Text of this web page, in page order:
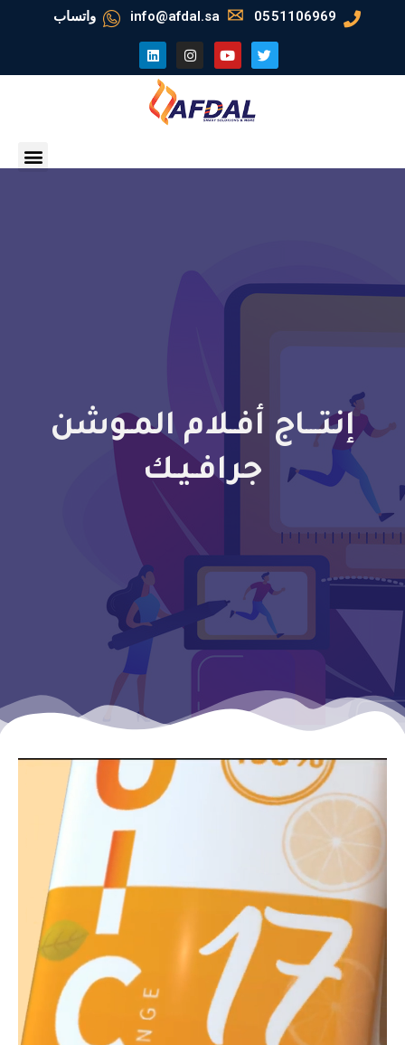
0551106969
info@afdal.sa واتساب
إنتـــاج أفـلام المـوشن
جرافـيـك